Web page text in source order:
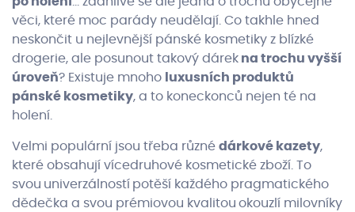
věci, které moc parády neudělají. Co takhle hned
neskončit u nejlevnější pánské kosmetiky z blízké
drogerie, ale posunout takový dárek na trochu vyšší
úroveň? Existuje mnoho
luxusních produktů
pánské kosmetiky, a to koneckonců nejen té na
holení.
Velmi populární jsou třeba různé dárkové kazety,
které obsahují vícedruhové kosmetické zboží. To
svou univerzálností potěší každého pragmatického
dědečka a svou prémiovou kvalitou okouzlí milovníky